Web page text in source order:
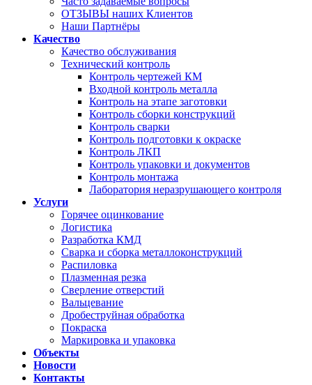
ОТЗЫВЫ наших Клиентов
Наши Партнёры
Качество
Качество обслуживания
Технический контроль
Контроль чертежей КМ
Входной контроль металла
Контроль на этапе заготовки
Контроль сборки конструкций
Контроль сварки
Контроль подготовки к окраске
Контроль ЛКП
Контроль упаковки и документов
Контроль монтажа
Лаборатория неразрушающего контроля
Услуги
Горячее оцинкование
Логистика
Разработка КМД
Сварка и сборка металлоконструкций
Распиловка
Плазменная резка
Сверление отверстий
Вальцевание
Дробеструйная обработка
Покраска
Маркировка и упаковка
Объекты
Новости
Контакты